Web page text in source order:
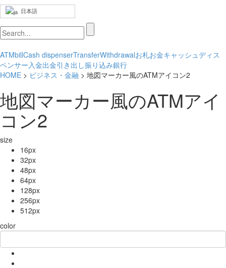
日本語
ATMbillCash dispenserTransferWithdrawalお札お金キャッシュディス
ペンサー入金出金引き出し振り込み銀行
HOME > ビジネス・金融 > 地図マーカー風のATMアイコン2
地図マーカー風のATMアイ
コン2
size
16px
32px
48px
64px
128px
256px
512px
color